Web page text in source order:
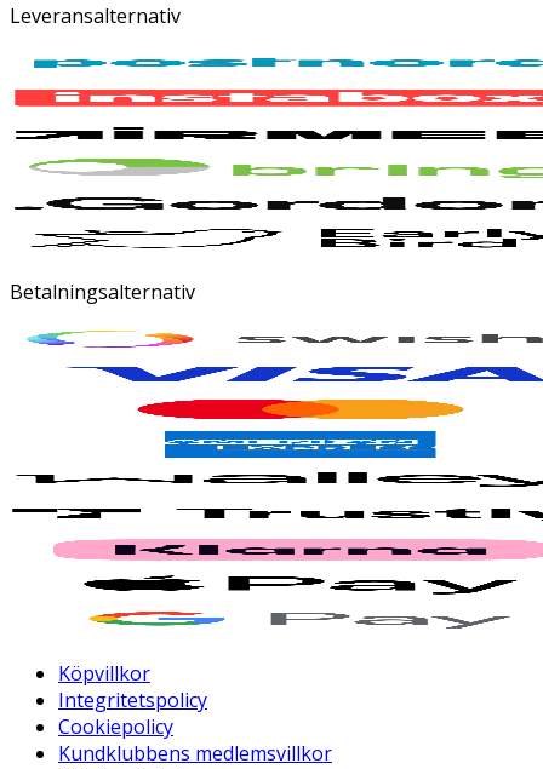
Leveransalternativ
Betalningsalternativ
Köpvillkor
Integritetspolicy
Cookiepolicy
Kundklubbens medlemsvillkor